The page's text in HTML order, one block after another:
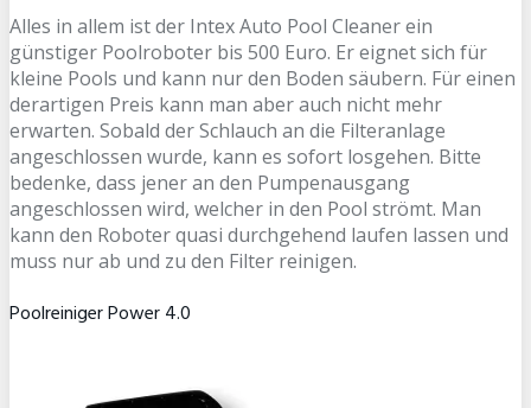
Alles in allem ist der Intex Auto Pool Cleaner ein
günstiger Poolroboter bis 500 Euro. Er eignet sich für
kleine Pools und kann nur den Boden säubern. Für einen
derartigen Preis kann man aber auch nicht mehr
erwarten. Sobald der Schlauch an die Filteranlage
angeschlossen wurde, kann es sofort losgehen. Bitte
bedenke, dass jener an den Pumpenausgang
angeschlossen wird, welcher in den Pool strömt. Man
kann den Roboter quasi durchgehend laufen lassen und
muss nur ab und zu den Filter reinigen.
Poolreiniger Power 4.0